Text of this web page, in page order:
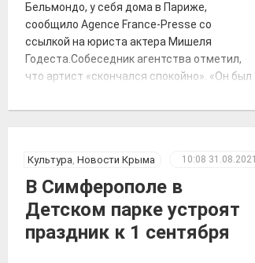
Бельмондо, у себя дома в Париже,
сообщило Agence France-Presse со
ссылкой на юриста актера Мишеля
Годеста.Собеседник агентства отметил,
что артист «скончался спокойно». «Он был
добавил Годест. Соболезнования в связи
Бельмондо снялся в десятках фильмов, в
числе […]
Культура Новости Крыма 10:08 31.08.2021
В Симферополе в
Детском парке устроят
праздник к 1 сентября